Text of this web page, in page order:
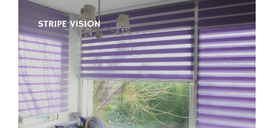
STRIPE VISION